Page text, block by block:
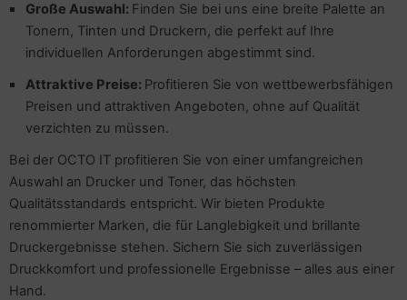
Große Auswahl: Finden Sie bei uns eine breite Palette an
Tonern, Tinten und Druckern, die perfekt auf Ihre
individuellen Anforderungen abgestimmt sind.
Attraktive Preise: Profitieren Sie von wettbewerbsfähigen
Preisen und attraktiven Angeboten, ohne auf Qualität
verzichten zu müssen.
Bei der OCTO IT profitieren Sie von einer umfangreichen
Auswahl an Drucker und Toner, das höchsten
Qualitätsstandards entspricht. Wir bieten Produkte
renommierter Marken, die für Langlebigkeit und brillante
Druckergebnisse stehen. Sichern Sie sich zuverlässigen
Druckkomfort und professionelle Ergebnisse – alles aus einer
Hand.
Mainboards
Modding